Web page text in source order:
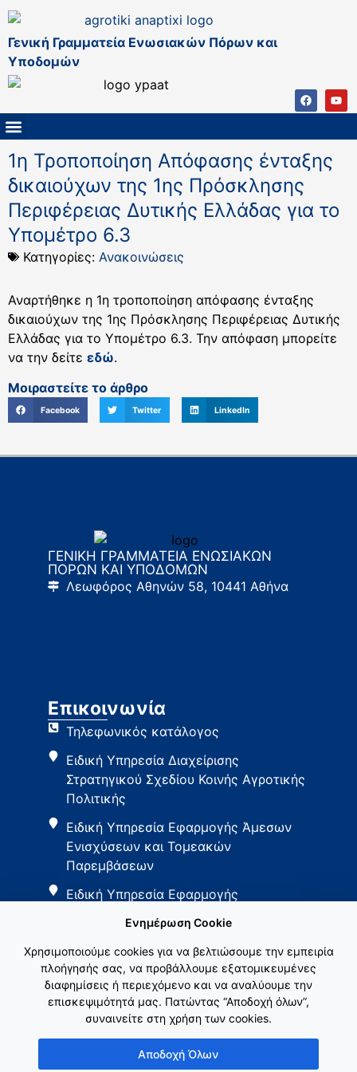
Γενική Γραμματεία Ενωσιακών Πόρων και
Υποδομών
1η Τροποποίηση Απόφασης ένταξης
δικαιούχων της 1ης Πρόσκλησης
Περιφέρειας Δυτικής Ελλάδας για το
Υπομέτρο 6.3
Κατηγορίες: Ανακοινώσεις
Αναρτήθηκε η 1η τροποποίηση απόφασης ένταξης
δικαιούχων της 1ης Πρόσκλησης Περιφέρειας Δυτικής
Ελλάδας για το Υπομέτρο 6.3. Την απόφαση μπορείτε
να την δείτε εδώ.
Μοιραστείτε το άρθρο
Facebook Twitter LinkedIn
ΓΕΝΙΚΗ ΓΡΑΜΜΑΤΕΙΑ ΕΝΩΣΙΑΚΩΝ
ΠΟΡΩΝ ΚΑΙ ΥΠΟΔΟΜΩΝ
Λεωφόρος Αθηνών 58, 10441 Αθήνα
Επικοινωνία
Τηλεφωνικός κατάλογος
Ειδική Υπηρεσία Διαχείρισης
Στρατηγικού Σχεδίου Κοινής Αγροτικής
Πολιτικής
Ειδική Υπηρεσία Εφαρμογής Άμεσων
Ενισχύσεων και Τομεακών
Παρεμβάσεων
Ειδική Υπηρεσία Εφαρμογής
Εθνικό Δίκτυο ΚΑΠ
Ενημέρωση Cookie
Χρησιμοποιούμε cookies για να βελτιώσουμε την εμπειρία
πλοήγησής σας, να προβάλλουμε εξατομικευμένες
διαφημίσεις ή περιεχόμενο και να αναλύουμε την
επισκεψιμότητά μας. Πατώντας “Αποδοχή όλων”,
συναινείτε στη χρήση των cookies.
Αποδοχή Όλων